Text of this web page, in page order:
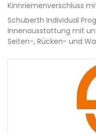
Kinnriemenverschluss
Schuberth Individual
Innenausstattung mit
Seiten-, Rücken- und